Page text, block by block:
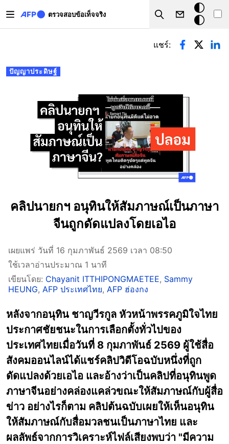
ตรวจสอบข้อเท็จจริง
Search
โหมด
มืด
Primary tabs
ปัญญาประดิษฐ์
แชร์:
คลิปนายกฯ อนุทินให้สัมภาษณ์เป็นภาษา
จีนถูกดัดแปลงโดยเอไอ
เผยแพร่ วันที่ 16 กุมภาพันธ์ 2569 เวลา 08:50
ใช้เวลาอ่านประมาณ 1 นาที
เขียนโดย: Chayanit ITTHIPONGMAETEE, Sammy
HEUNG, AFP ประเทศไทย, AFP ฮ่องกง
หลังจากอนุทิน ชาญวีรกูล หัวหน้าพรรคภูมิใจไทย
ประกาศชัยชนะในการเลือกตั้งทั่วไปของ
ประเทศไทยเมื่อวันที่ 8 กุมภาพันธ์ 2569 ผู้ใช้สื่อ
สังคมออนไลน์ได้แชร์คลิปวิดีโอฉบับหนึ่งที่ถูก
ดัดแปลงด้วยเอไอ และอ้างว่าเป็นคลิปที่อนุทินพูด
ภาษาจีนอย่างคล่องแคล่วขณะให้สัมภาษณ์กับผู้สื่อ
ข่าว อย่างไรก็ตาม คลิปต้นฉบับเผยให้เห็นอนุทิน
ให้สัมภาษณ์กับสื่อมวลชนเป็นภาษาไทย และ
ผลลัพธ์จากการวิเคราะห์ไฟล์เสียงพบว่า "มีความ